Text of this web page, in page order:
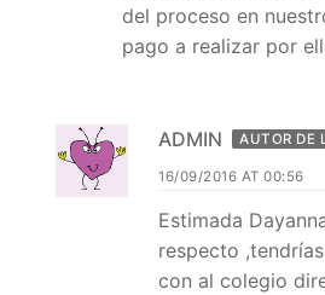
del proceso en
pago a realizar por
ADMIN AUTOR DE
16/09/2016 AT 00:56
Estimada
respecto
con al colegio